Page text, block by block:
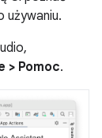
używaniu.
> Pomoc.